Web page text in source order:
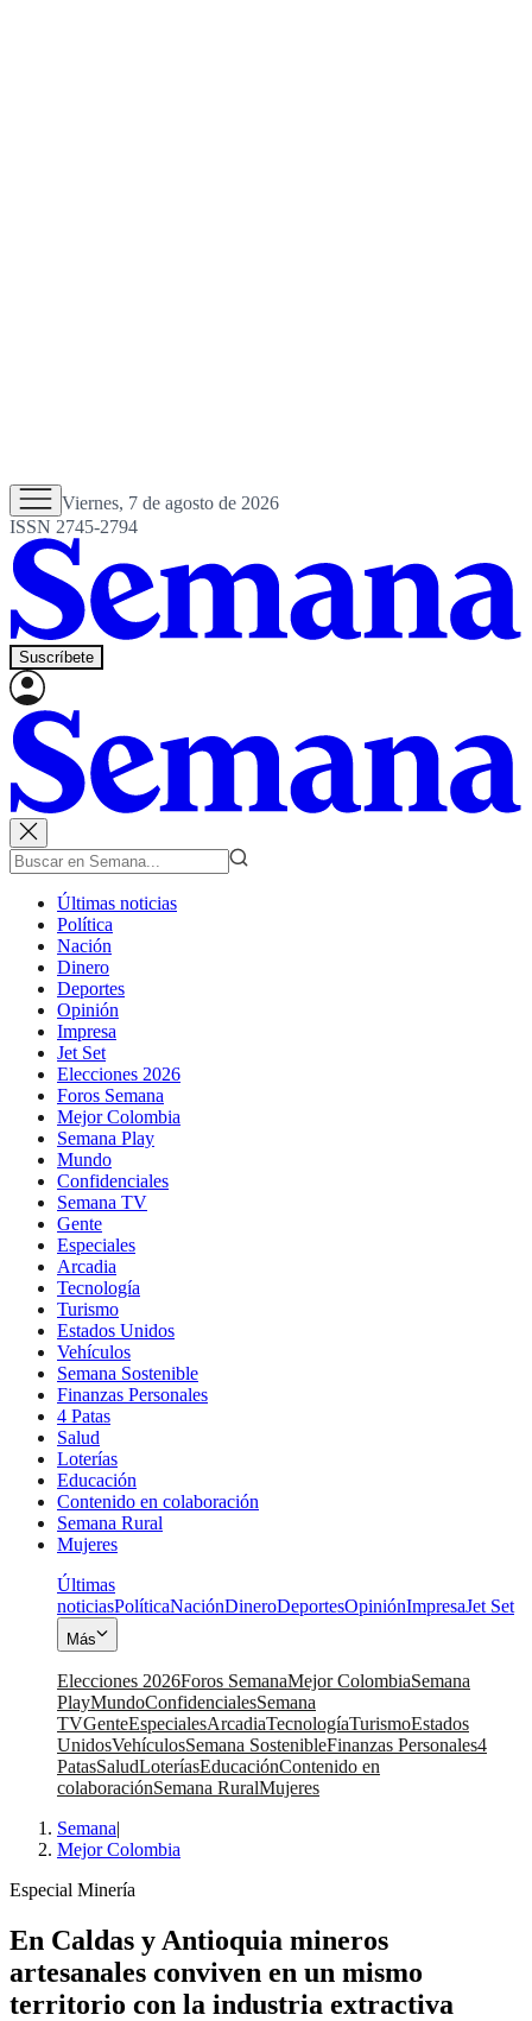
Viernes, 7 de agosto de 2026
ISSN 2745-2794
Suscríbete
Últimas noticias
Política
Nación
Dinero
Deportes
Opinión
Impresa
Jet Set
Elecciones 2026
Foros Semana
Mejor Colombia
Semana Play
Mundo
Confidenciales
Semana TV
Gente
Especiales
Arcadia
Tecnología
Turismo
Estados Unidos
Vehículos
Semana Sostenible
Finanzas Personales
4 Patas
Salud
Loterías
Educación
Contenido en colaboración
Semana Rural
Mujeres
Últimas
noticiasPolíticaNaciónDineroDeportesOpiniónImpresaJet Set
Más
Elecciones 2026Foros SemanaMejor ColombiaSemana
PlayMundoConfidencialesSemana
TVGenteEspecialesArcadiaTecnologíaTurismoEstados
UnidosVehículosSemana SostenibleFinanzas Personales4
PatasSaludLoteríasEducaciónContenido en
colaboraciónSemana RuralMujeres
Semana|
Mejor Colombia
Especial Minería
En Caldas y Antioquia mineros
artesanales conviven en un mismo
territorio con la industria extractiva